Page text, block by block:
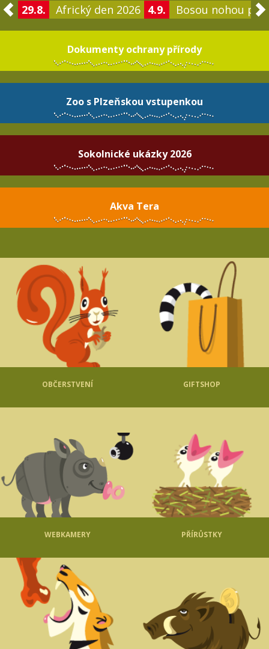
29.8. Africký den 2026 4.9. Bosou nohou po
Dokumenty ochrany přírody
Zoo s Plzeňskou vstupenkou
Sokolnické ukázky 2026
Akva Tera
OBČERSTVENÍ GIFTSHOP
WEBKAMERY PŘÍRŮSTKY